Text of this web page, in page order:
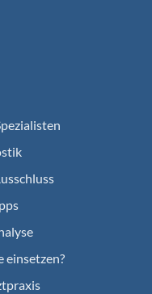
einsetzen?